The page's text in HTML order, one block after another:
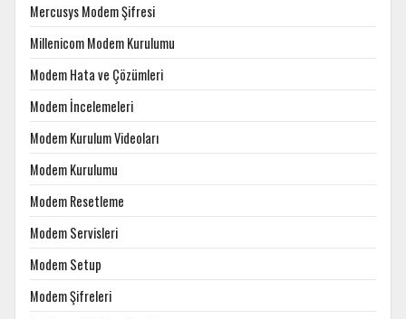
Mercusys Modem Şifresi
Millenicom Modem Kurulumu
Modem Hata ve Çözümleri
Modem İncelemeleri
Modem Kurulum Videoları
Modem Kurulumu
Modem Resetleme
Modem Servisleri
Modem Setup
Modem Şifreleri